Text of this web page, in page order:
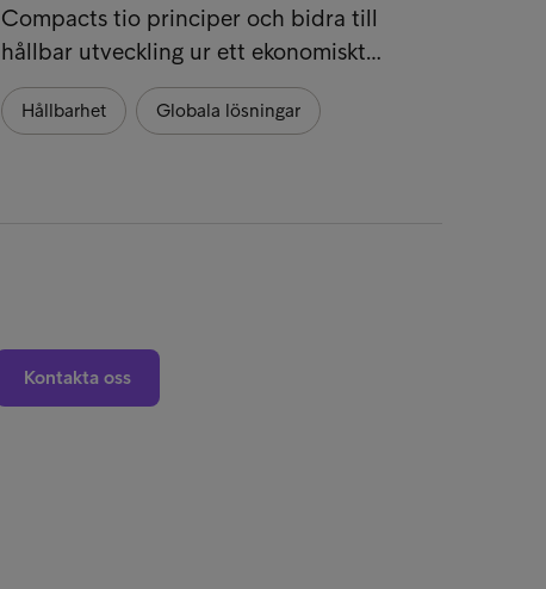
Compacts tio principer och bidra till
hållbar utveckling ur ett ekonomiskt…
Hållbarhet Globala lösningar
Kontakta oss